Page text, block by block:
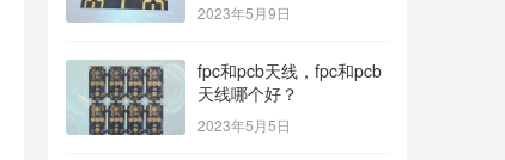
2023年5月9日
fpc和pcb天线，fpc和pcb
天线哪个好？
2023年5月5日